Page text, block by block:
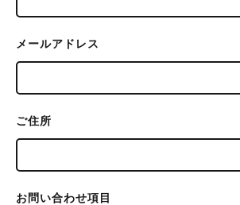
メールアドレス
ご住所
お問い合わせ項目